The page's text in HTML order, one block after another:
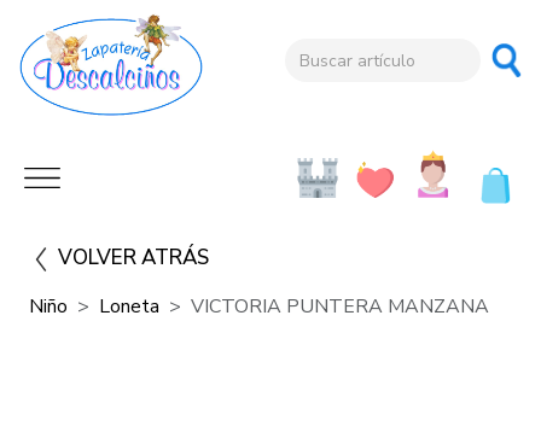
VOLVER ATRÁS
Niño Loneta VICTORIA PUNTERA MANZANA